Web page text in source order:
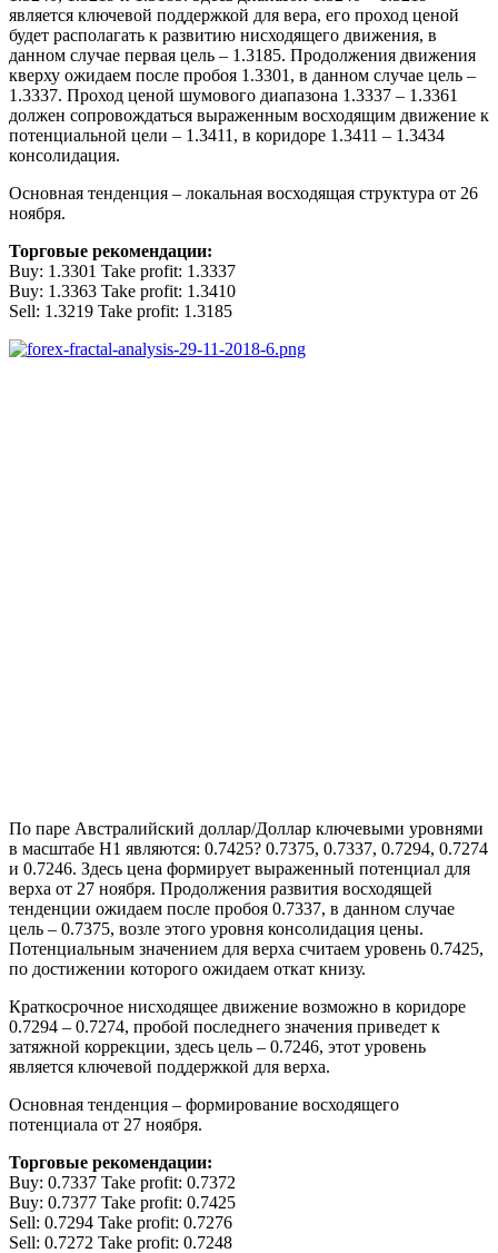
является ключевой поддержкой для вера, его проход ценой
будет располагать к развитию нисходящего движения, в
данном случае первая цель – 1.3185. Продолжения движения
кверху ожидаем после пробоя 1.3301, в данном случае цель –
1.3337. Проход ценой шумового диапазона 1.3337 – 1.3361
должен сопровождаться выраженным восходящим движение к
потенциальной цели – 1.3411, в коридоре 1.3411 – 1.3434
консолидация.
Основная тенденция – локальная восходящая структура от 26
ноября.
Торговые рекомендации:
Buy: 1.3301 Take profit: 1.3337
Buy: 1.3363 Take profit: 1.3410
Sell: 1.3219 Take profit: 1.3185
По паре Австралийский доллар/Доллар ключевыми уровнями
в масштабе Н1 являются: 0.7425? 0.7375, 0.7337, 0.7294, 0.7274
и 0.7246. Здесь цена формирует выраженный потенциал для
верха от 27 ноября. Продолжения развития восходящей
тенденции ожидаем после пробоя 0.7337, в данном случае
цель – 0.7375, возле этого уровня консолидация цены.
Потенциальным значением для верха считаем уровень 0.7425,
по достижении которого ожидаем откат книзу.
Краткосрочное нисходящее движение возможно в коридоре
0.7294 – 0.7274, пробой последнего значения приведет к
затяжной коррекции, здесь цель – 0.7246, этот уровень
является ключевой поддержкой для верха.
Основная тенденция – формирование восходящего
потенциала от 27 ноября.
Торговые рекомендации:
Buy: 0.7337 Take profit: 0.7372
Buy: 0.7377 Take profit: 0.7425
Sell: 0.7294 Take profit: 0.7276
Sell: 0.7272 Take profit: 0.7248